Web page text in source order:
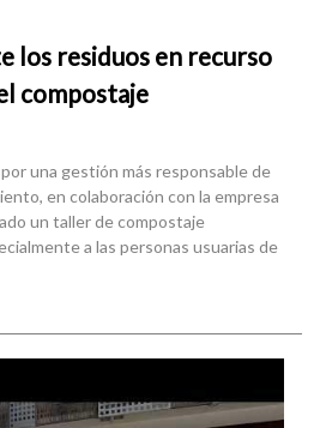
los residuos en recurso
compostaje
una gestión más responsable de
en colaboración con la empresa
un taller de compostaje
a las personas usuarias de